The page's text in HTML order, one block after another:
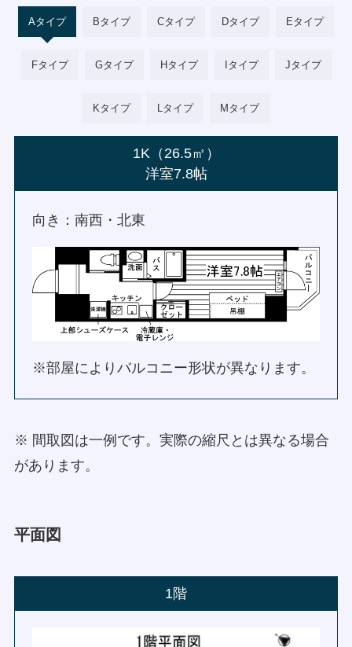
Aタイプ Bタイプ Cタイプ Dタイプ Eタイプ
Fタイプ Gタイプ Hタイプ Iタイプ Jタイプ
Kタイプ Lタイプ Mタイプ
1K（26.5㎡）
洋室7.8帖
向き：南西・北東
※部屋によりバルコニー形状が異なります。
※ 間取図は一例です。実際の縮尺とは異なる場合
があります。
平面図
1階